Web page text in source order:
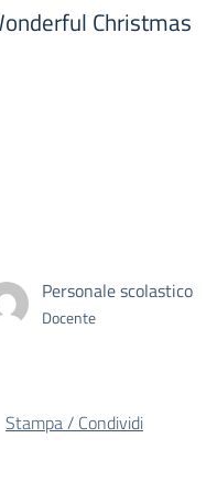
Christmas
Personale scolastico
Docente
Stampa / Condividi